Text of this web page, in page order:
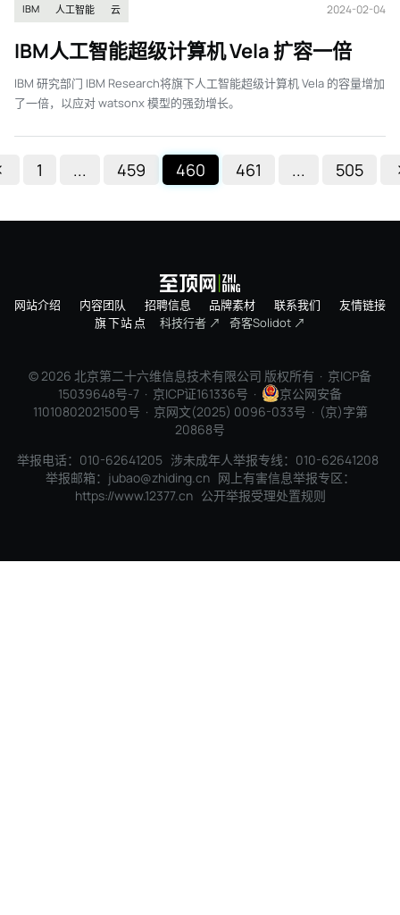
IBM 人工智能 云 2024-02-04
IBM人工智能超级计算机 Vela 扩容一倍
IBM 研究部门 IBM Research将旗下人工智能超级计算机 Vela 的容量增加
了一倍，以应对 watsonx 模型的强劲增长。
1 ... 459 460 461 ... 505
网站介绍 内容团队 招聘信息 品牌素材 联系我们
友情链接
旗下站点
科技行者 ↗ 奇客Solidot ↗
© 2026 北京第二十六维信息技术有限公司 版权所有 · 京ICP备
15039648号-7 · 京ICP证161336号 ·
京公网安备
11010802021500号 · 京网文(2025) 0096-033号 · (京)字第
20868号
举报电话：010-62641205 涉未成年人举报专线：010-62641208
举报邮箱：jubao@zhiding.cn 网上有害信息举报专区：
https://www.12377.cn 公开举报受理处置规则